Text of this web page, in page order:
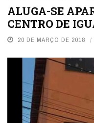
ALUGA-SE
CENTRO DE
20 DE MARÇO DE 2018